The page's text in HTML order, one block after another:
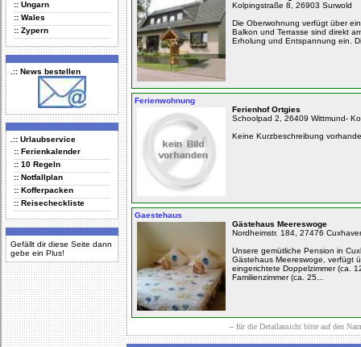
:: Ungarn
:: Wales
:: Zypern
.:: News bestellen
.:: Urlaubservice
:: Ferienkalender
:: 10 Regeln
:: Notfallplan
:: Kofferpacken
:: Reisecheckliste
Gefällt dir diese Seite dann
gebe ein Plus!
Kolpingstraße 8, 26903 Surwold
Die Oberwohnung verfügt über
Balkon und Terrasse sind direkt
Erholung und Entspannung ein.
Ferienwohnung
Ferienhof Ortgies
Schoolpad 2, 26409 Wittmund-
Keine Kurzbeschreibung
Gaestehaus
Gästehaus Meereswoge
Nordheimstr. 184, 27476
Unsere gemütliche Pension in
Gästehaus Meereswoge, verfügt
eingerichtete Doppelzimmer (ca.
Familienzimmer (ca. 25...
-- für die Detailansicht bitte auf den